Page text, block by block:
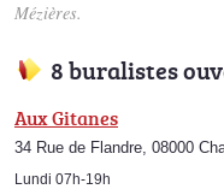
Mézières.
8 buralistes
Aux Gitanes
34 Rue de Flandre, 08000
Lundi 07h-19h